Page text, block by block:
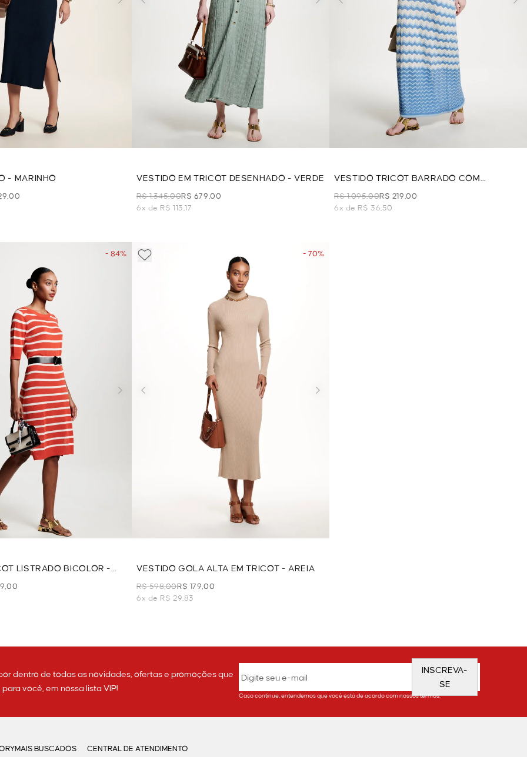
- MARINHO VESTIDO EM TRICOT DESENHADO - VERDE
R$ 1.345,00R$ 679,00
6x de R$ 113,17
VESTIDO TRICOT BARRADO COM
COMBINAÇÃO - AZUL
R$ 1.095,00R$ 219,00
6x de R$ 36,50
- 84%
LISTRADO BICOLOR -
- 70%
VESTIDO GOLA ALTA EM TRICOT - AREIA
R$ 598,00R$ 179,00
6x de R$ 29,83
dentro de todas as novidades, ofertas e promoções que
você, em nossa lista VIP!
INSCREVA-
SE
Caso continue, entendemos que você está de acordo com nossos termos.
MAIS BUSCADOS CENTRAL DE ATENDIMENTO